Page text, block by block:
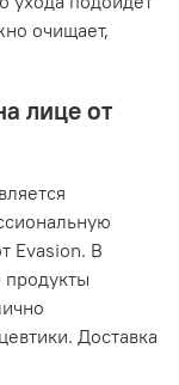
очищает,
лице от
Evasion. В
продукты
Доставка